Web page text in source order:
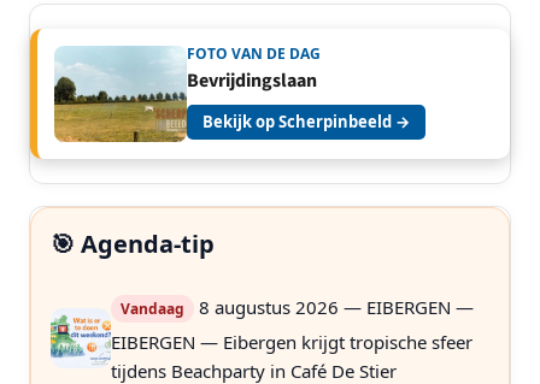
FOTO VAN DE DAG
Bevrijdingslaan
Bekijk op Scherpinbeeld →
🎯 Agenda-tip
Vandaag
8 augustus 2026 — EIBERGEN —
EIBERGEN — Eibergen krijgt tropische sfeer
tijdens Beachparty in Café De Stier